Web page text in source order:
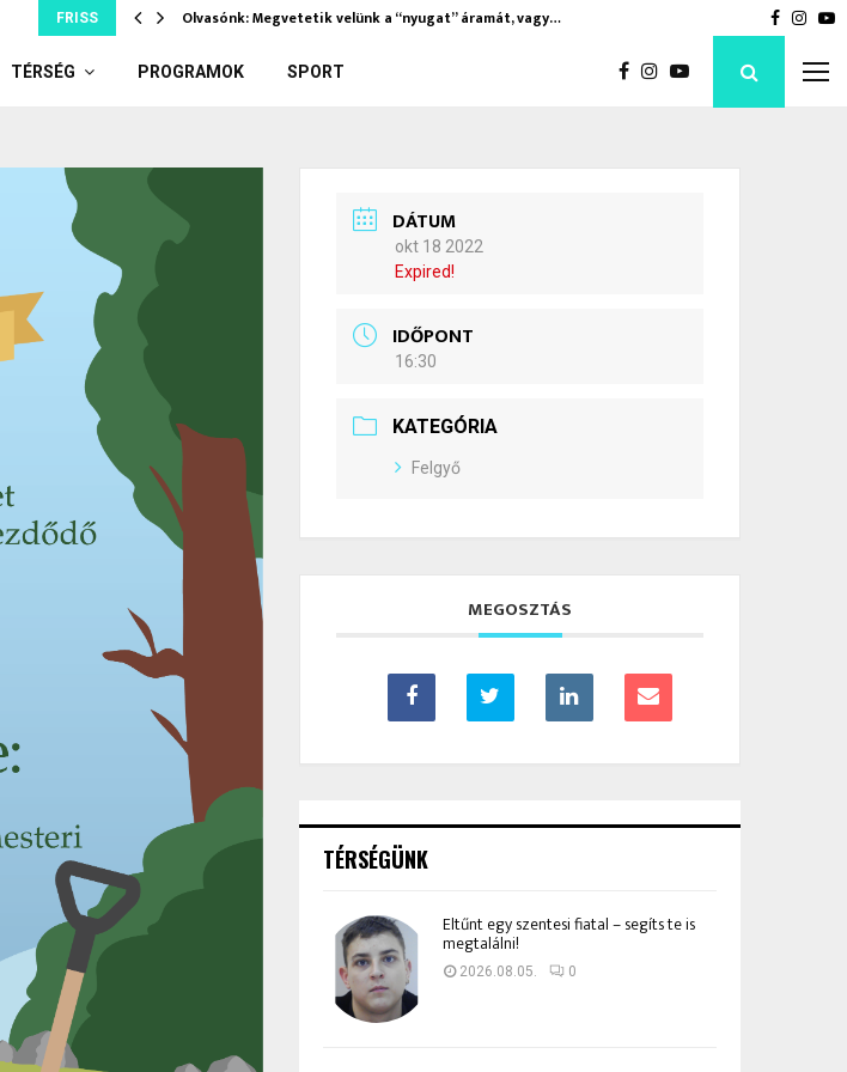
FRISS Olvasónk: Megvetetik velünk a “nyugat” áramát, vagy… Soha
TÉRSÉG PROGRAMOK SPORT
DÁTUM
okt 18 2022
Expired!
IDŐPONT
16:30
KATEGÓRIA
Felgyő
MEGOSZTÁS
TÉRSÉGÜNK
Eltűnt egy szentesi fiatal – segíts te is
megtalálni!
2026.08.05. 0